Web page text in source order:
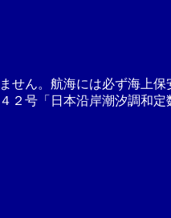
せん。航海には必ず海上保
号「日本沿岸潮汐調和定